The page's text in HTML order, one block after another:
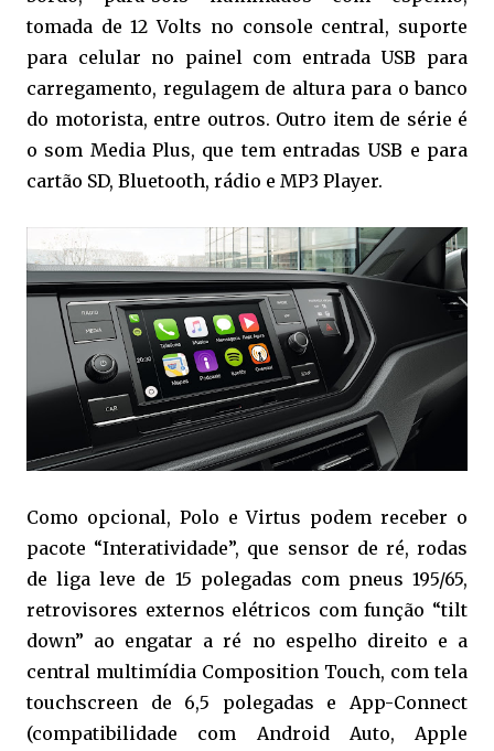
tomada de 12 Volts no console central, suporte
para celular no painel com entrada USB para
carregamento, regulagem de altura para o banco
do motorista, entre outros. Outro item de série é
o som Media Plus, que tem entradas USB e para
cartão SD, Bluetooth, rádio e MP3 Player.
Como opcional, Polo e Virtus podem receber o
pacote “Interatividade”, que sensor de ré, rodas
de liga leve de 15 polegadas com pneus 195/65,
retrovisores externos elétricos com função “tilt
down” ao engatar a ré no espelho direito e a
central multimídia Composition Touch, com tela
touchscreen de 6,5 polegadas e App-Connect
(compatibilidade com Android Auto, Apple